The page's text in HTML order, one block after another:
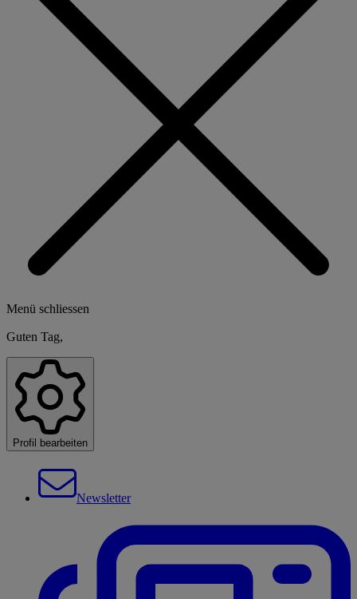
Menü schliessen
Guten Tag,
Profil bearbeiten
Newsletter